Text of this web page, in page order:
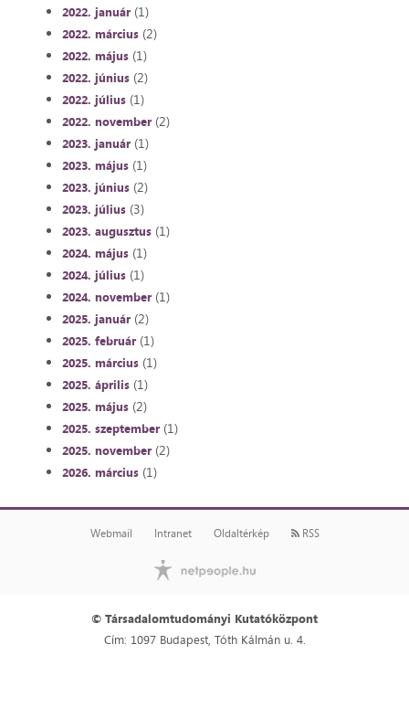
2022. január(1)
2022. március(2)
2022. május(1)
2022. június(2)
2022. július(1)
2022. november(2)
2023. január(1)
2023. május(1)
2023. június(2)
2023. július(3)
2023. augusztus(1)
2024. május(1)
2024. július(1)
2024. november(1)
2025. január(2)
2025. február(1)
2025. március(1)
2025. április(1)
2025. május(2)
2025. szeptember(1)
2025. november(2)
2026. március(1)
Webmail Intranet Oldaltérkép RSS
© Társadalomtudományi Kutatóközpont
Cím: 1097 Budapest, Tóth Kálmán u. 4.